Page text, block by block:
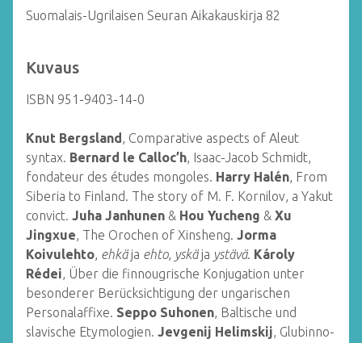
Suomalais-Ugrilaisen Seuran Aikakauskirja 82
Kuvaus
ISBN 951-9403-14-0
Knut Bergsland, Comparative aspects of Aleut
syntax. Bernard le Calloc’h, Isaac-Jacob Schmidt,
fondateur des études mongoles. Harry Halén, From
Siberia to Finland. The story of M. F. Kornilov, a Yakut
convict. Juha Janhunen & Hou Yucheng & Xu
Jingxue, The Orochen of Xinsheng. Jorma
Koivulehto, ehkäja ehto, yskäja ystävä. Károly
Rédei, Über die finnougrische Konjugation unter
besonderer Berücksichtigung der ungarischen
Personalaffixe. Seppo Suhonen, Baltische und
slavische Etymologien. Jevgenij Helimskij, Glubinno-